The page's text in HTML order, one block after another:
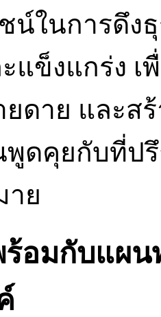
น์ในการดึ
แข็งแกร่ง
ยดาย และส
ดคุยกับที่ป
าย
อมกับแผน